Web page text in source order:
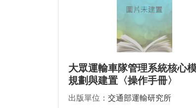
大眾運輸車隊管理系統核心
規劃與建置〈操作手冊〉
出版單位： 交通部運輸研究所